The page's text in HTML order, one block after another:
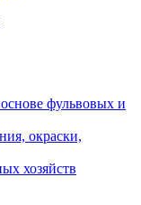
фульвовых и
окраски,
хозяйств